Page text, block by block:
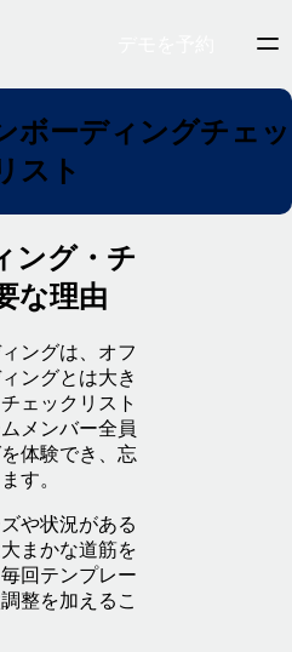
ボーディングチェッ
スト
ング・チ
な理由
ングは、オフ
ングとは大き
ェックリスト
メンバー全員
体験でき、忘
す。
や状況がある
まかな道筋を
回テンプレー
整を加えるこ